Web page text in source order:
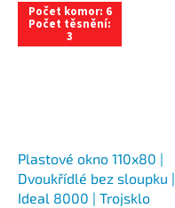
Počet komor: 6
Počet těsnění:
3
Plastové okno 110x80 |
Dvoukřídlé bez sloupku |
Ideal 8000 | Trojsklo